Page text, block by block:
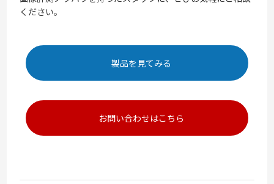
ください。
製品を見てみる
お問い合わせはこちら